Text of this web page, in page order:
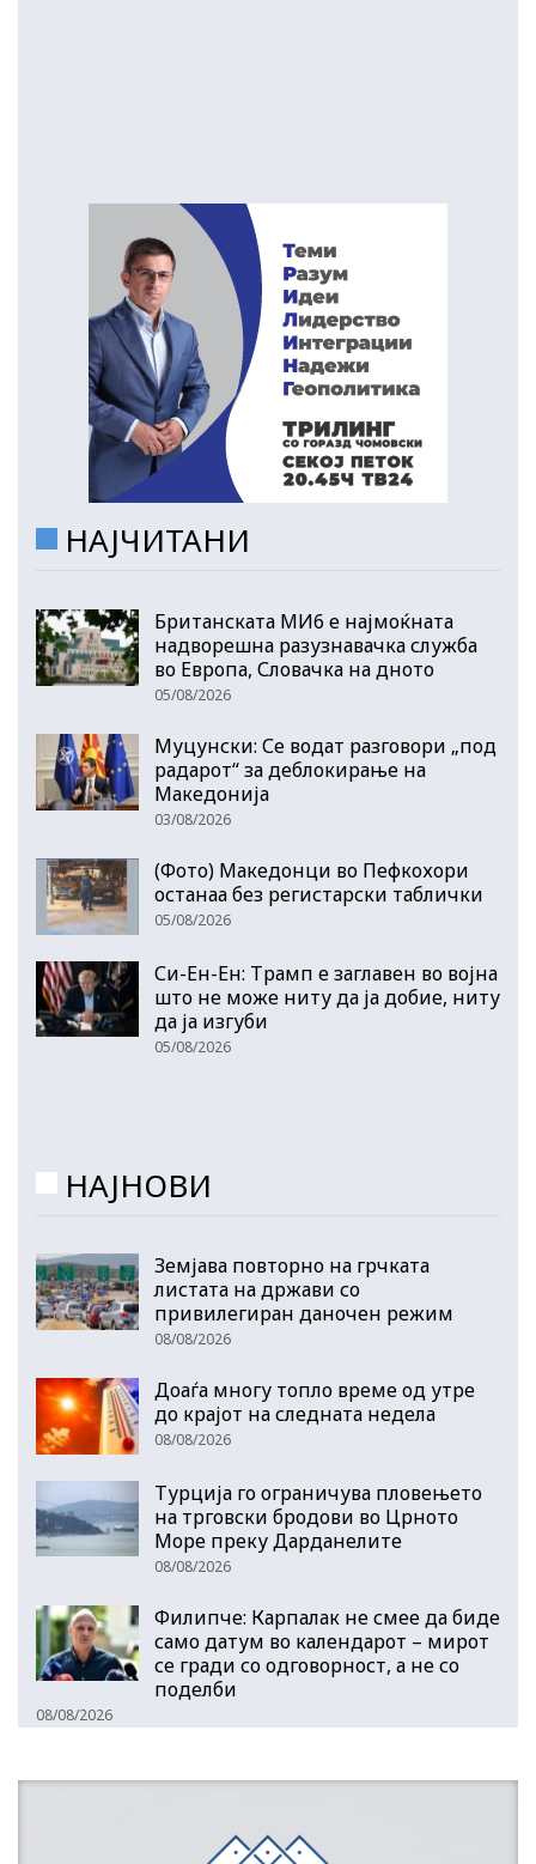
НАЈЧИТАНИ
Британската МИ6 е најмоќната
надворешна разузнавачка служба
во Европа, Словачка на дното
05/08/2026
Муцунски: Се водат разговори „под
радарот“ за деблокирање на
Македонија
03/08/2026
(Фото) Македонци во Пефкохори
останаа без регистарски таблички
05/08/2026
Си-Ен-Ен: Трамп е заглавен во војна
што не може ниту да ја добие, ниту
да ја изгуби
05/08/2026
НАЈНОВИ
Земјава повторно на грчката
листата на држави со
привилегиран даночен режим
08/08/2026
Доаѓа многу топло време од утре
до крајот на следната недела
08/08/2026
Турција го ограничува пловењето
на трговски бродови во Црното
Море преку Дарданелите
08/08/2026
Филипче: Карпалак не смее да биде
само датум во календарот – мирот
се гради со одговорност, а не со
поделби
08/08/2026